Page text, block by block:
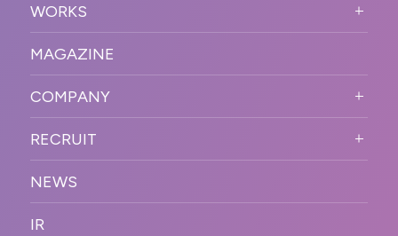
VISION
OUR DNA
STRONG POINT
BUSINESS DOMAIN
SOLUTION
WORKFLOW
WORKS
オンラインイベント
SNSプロモーション
プラットフォーム販
促
デジタル制作・映像
制作
PR
カンファレンス・展示会・アワ
ESPORTS・ゲームプロモーシ
MAGAZINE
COMPANY
COMPANY INFORMATION
MESSAGE
OFFICER
RECRUIT
新卒採用
キャリア採用
NEWS
IR